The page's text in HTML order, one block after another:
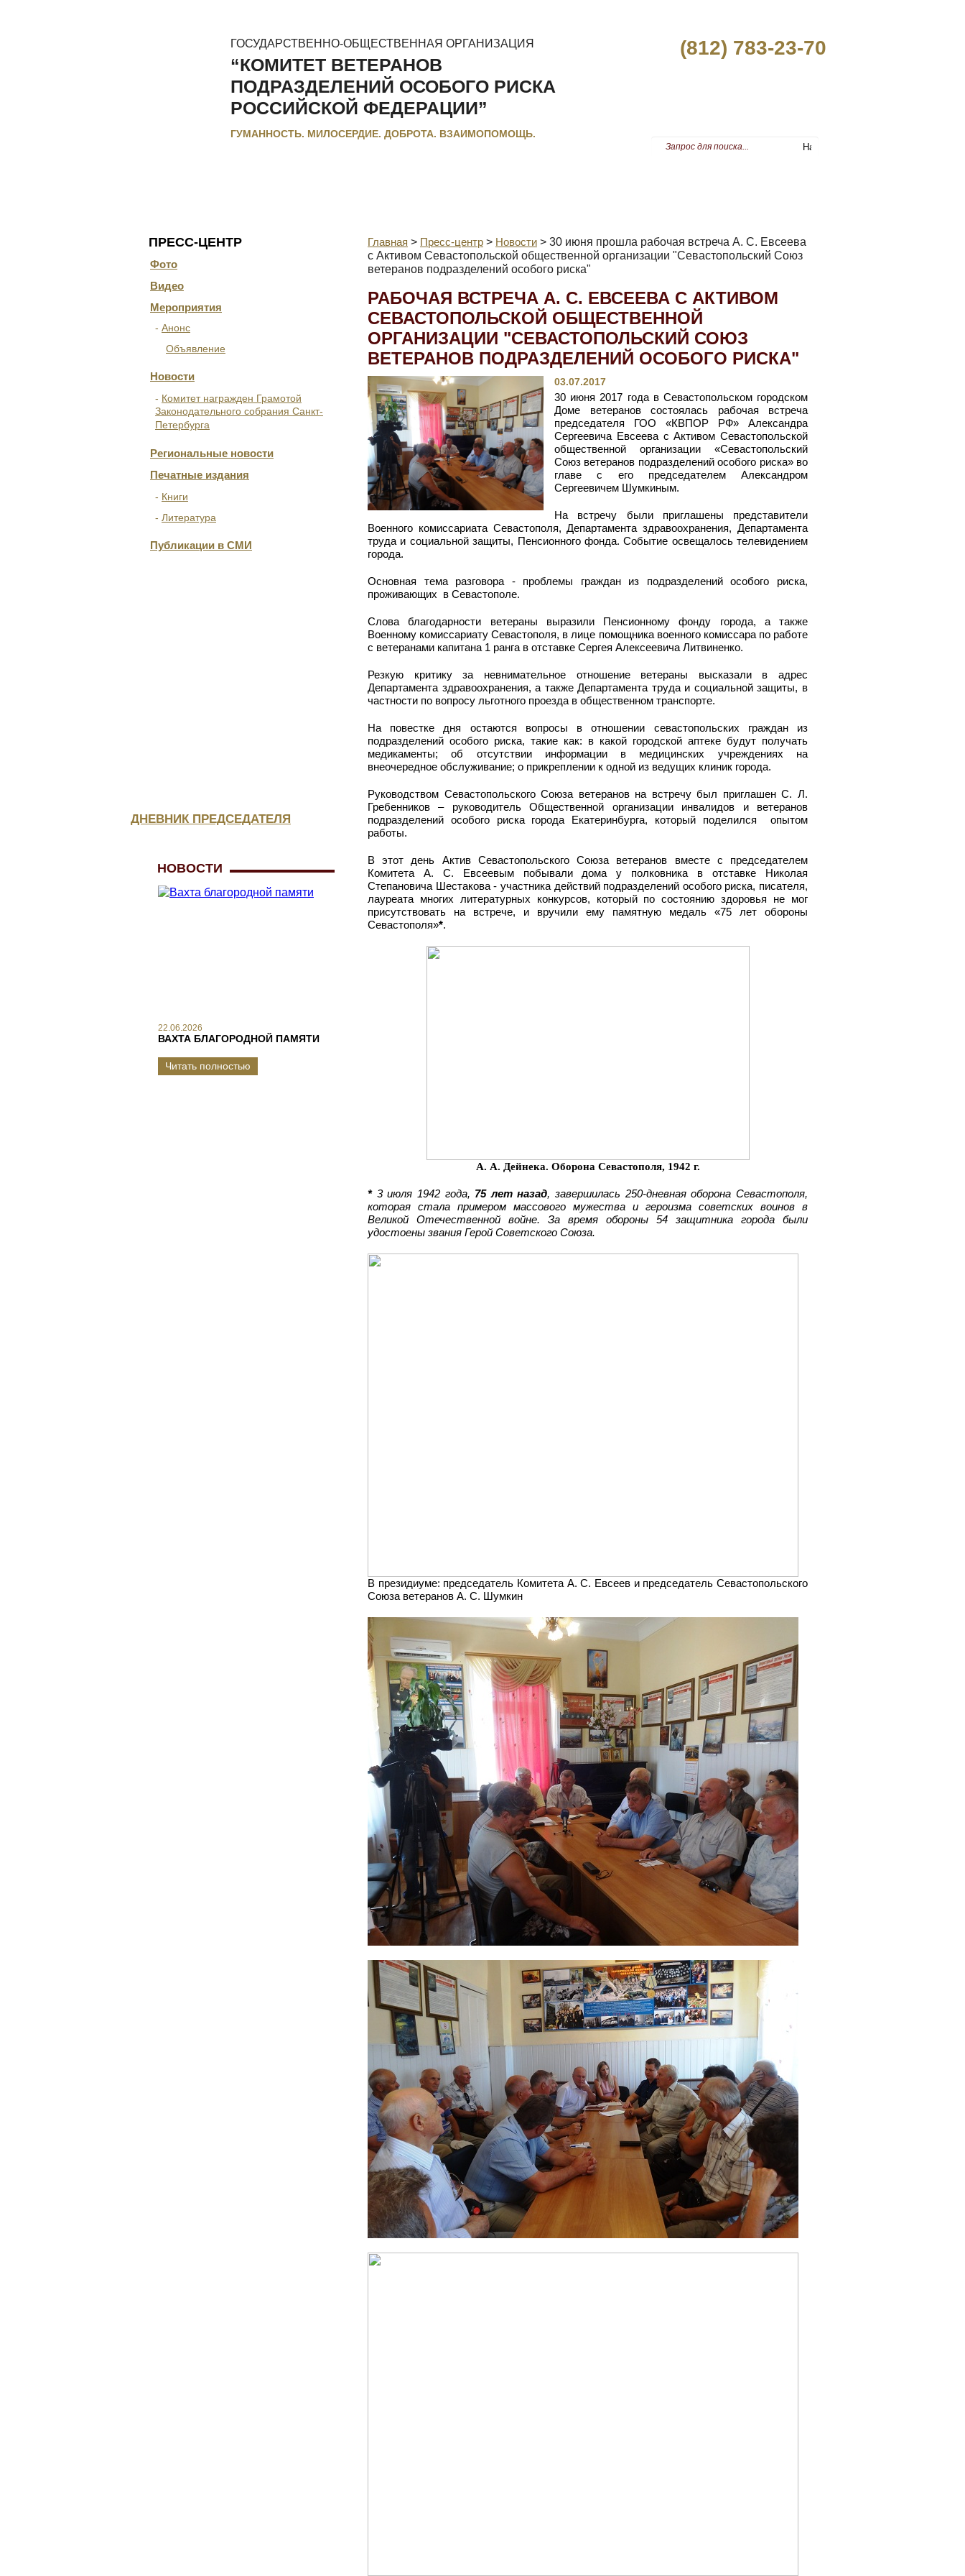
ГОСУДАРСТВЕННО-ОБЩЕСТВЕННАЯ ОРГАНИЗАЦИЯ
“КОМИТЕТ ВЕТЕРАНОВ
ПОДРАЗДЕЛЕНИЙ ОСОБОГО РИСКА
РОССИЙСКОЙ ФЕДЕРАЦИИ”
ГУМАННОСТЬ. МИЛОСЕРДИЕ. ДОБРОТА. ВЗАИМОПОМОЩЬ.
(812) 783-23-70
ПРЕСС-ЦЕНТР
Фото
Видео
Мероприятия
Анонс
Объявление
Новости
Комитет награжден Грамотой
Законодательного собрания Санкт-
Петербурга
Региональные новости
Печатные издания
Книги
Литература
Публикации в СМИ
ДНЕВНИК ПРЕДСЕДАТЕЛЯ
НОВОСТИ
22.06.2026
ВАХТА БЛАГОРОДНОЙ ПАМЯТИ
Читать полностью
Главная > Пресс-центр > Новости > 30 июня прошла рабочая встреча А. С. Евсеева
с Активом Севастопольской общественной организации "Севастопольский Союз
ветеранов подразделений особого риска"
РАБОЧАЯ ВСТРЕЧА А. С. ЕВСЕЕВА С АКТИВОМ
СЕВАСТОПОЛЬСКОЙ ОБЩЕСТВЕННОЙ
ОРГАНИЗАЦИИ "СЕВАСТОПОЛЬСКИЙ СОЮЗ
ВЕТЕРАНОВ ПОДРАЗДЕЛЕНИЙ ОСОБОГО РИСКА"
03.07.2017
30 июня 2017 года в Севастопольском городском
Доме ветеранов состоялась рабочая встреча
председателя ГОО «КВПОР РФ» Александра
Сергеевича Евсеева с Активом Севастопольской
общественной организации «Севастопольский
Союз ветеранов подразделений особого риска» во
главе с его председателем Александром
Сергеевичем Шумкиным.
На встречу были приглашены представители
Военного комиссариата Севастополя, Департамента здравоохранения, Департамента
труда и социальной защиты, Пенсионного фонда. Событие освещалось телевидением
города.
Основная тема разговора - проблемы граждан из подразделений особого риска,
проживающих в Севастополе.
Слова благодарности ветераны выразили Пенсионному фонду города, а также
Военному комиссариату Севастополя, в лице помощника военного комиссара по работе
с ветеранами капитана 1 ранга в отставке Сергея Алексеевича Литвиненко.
Резкую критику за невнимательное отношение ветераны высказали в адрес
Департамента здравоохранения, а также Департамента труда и социальной защиты, в
частности по вопросу льготного проезда в общественном транспорте.
На повестке дня остаются вопросы в отношении севастопольских граждан из
подразделений особого риска, такие как: в какой городской аптеке будут получать
медикаменты; об отсутствии информации в медицинских учреждениях на
внеочередное обслуживание; о прикреплении к одной из ведущих клиник города.
Руководством Севастопольского Союза ветеранов на встречу был приглашен С. Л.
Гребенников – руководитель Общественной организации инвалидов и ветеранов
подразделений особого риска города Екатеринбурга, который поделился опытом
работы.
В этот день Актив Севастопольского Союза ветеранов вместе с председателем
Комитета А. С. Евсеевым побывали дома у полковника в отставке Николая
Степановича Шестакова - участника действий подразделений особого риска, писателя,
лауреата многих литературных конкурсов, который по состоянию здоровья не мог
присутствовать на встрече, и вручили ему памятную медаль «75 лет обороны
Севастополя»*.
А. А. Дейнека. Оборона Севастополя, 1942 г.
*3 июля 1942 года, 75 лет назад, завершилась 250-дневная оборона Севастополя,
которая стала примером массового мужества и героизма советских воинов в
Великой Отечественной войне. За время обороны 54 защитника города были
удостоены звания Герой Советского Союза.
В президиуме: председатель Комитета А. С. Евсеев и председатель Севастопольского
Союза ветеранов А. С. Шумкин